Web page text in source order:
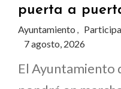
puerta a
Ayuntamiento ,
7 agosto, 2026
El Ayuntamiento